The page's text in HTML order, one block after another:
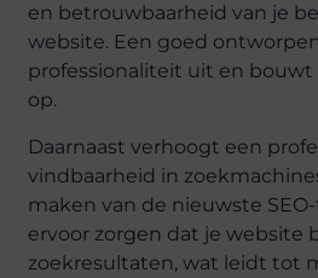
en betrouwbaarheid van je
website. Een goed
professionaliteit uit en
op.
Daarnaast verhoogt een
vindbaarheid in
maken van de nieuwste
ervoor zorgen dat je website
zoekresultaten, wat leidt tot